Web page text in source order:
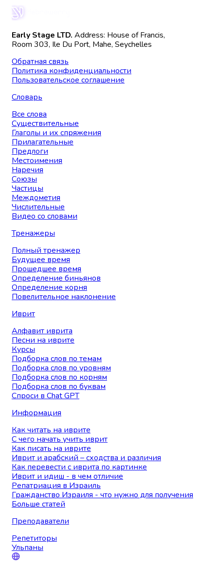
Early Stage LTD. Address: House of Francis,
Room 303, Ile Du Port, Mahe, Seychelles
Обратная связь
Политика конфиденциальности
Пользовательское соглашение
Словарь
Все слова
Существительные
Глаголы и их спряжения
Прилагательные
Предлоги
Местоимения
Наречия
Союзы
Частицы
Междометия
Числительные
Видео со словами
Тренажеры
Полный тренажер
Будущее время
Прошедшее время
Определение биньянов
Определение корня
Повелительное наклонение
Иврит
Алфавит иврита
Песни на иврите
Курсы
Подборка слов по темам
Подборка слов по уровням
Подборка слов по корням
Подборка слов по буквам
Спроси в Chat GPT
Информация
Как читать на иврите
С чего начать учить иврит
Как писать на иврите
Иврит и арабский – сходства и различия
Как перевести с иврита по картинке
Иврит и идиш - в чем отличие
Репатриация в Израиль
Гражданство Израиля - что нужно для получения
Больше статей
Преподаватели
Репетиторы
Ульпаны